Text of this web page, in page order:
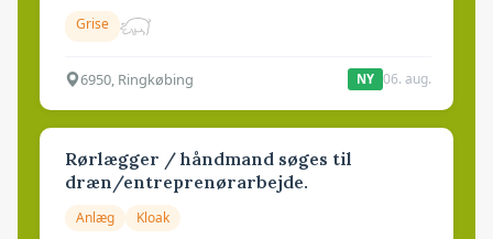
Grise
6950, Ringkøbing NY 06. aug.
Rørlægger / håndmand søges til
dræn/entreprenørarbejde.
Anlæg Kloak